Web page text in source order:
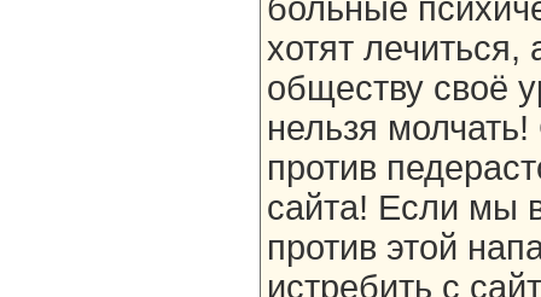
больные
хотят
обществу своё
нельзя
против
сайта! Если мы
против этой
истребить с